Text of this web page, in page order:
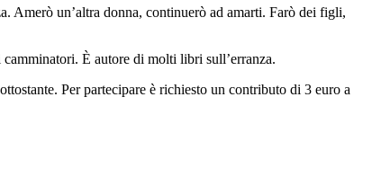
Amerò un’altra donna, continuerò ad amarti. Farò dei figli,
È autore di molti libri sull’erranza.
Per partecipare è richiesto un contributo di 3 euro a